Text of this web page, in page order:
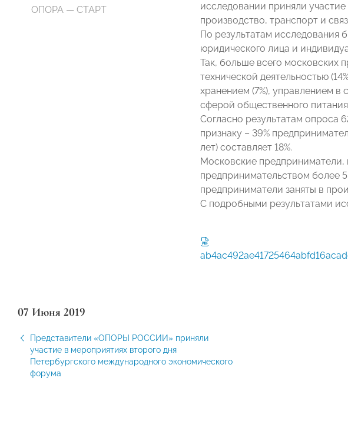
ОПОРА — СТАРТ
исследовании приняли
производство, транспорт и
По результатам исследования
юридического лица и
Так, больше всего московских
технической деятельностью
хранением (7%), управлением
сферой общественного питания
Согласно результатам опроса
признаку – 39%
лет) составляет 18%.
Московские предприниматели,
предпринимательством более
предприниматели заняты в
С подробными результатами
07 Июня 2019
Представители «ОПОРЫ РОССИИ» приняли
участие в мероприятиях второго дня
Петербургского международного экономического
форума